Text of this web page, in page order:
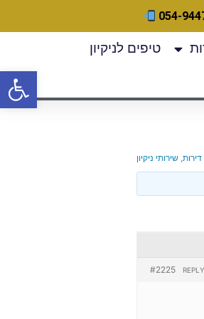
טיפים לניקיון
דירות, שירותי ניקיון
#2225 REPLY